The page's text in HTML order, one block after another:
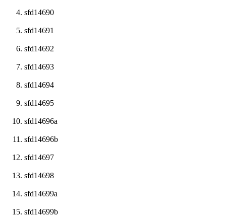
sfd14690
sfd14691
sfd14692
sfd14693
sfd14694
sfd14695
sfd14696a
sfd14696b
sfd14697
sfd14698
sfd14699a
sfd14699b